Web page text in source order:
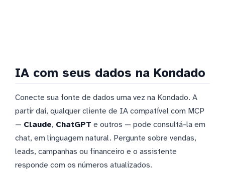
IA com seus dados na Kondado
Conecte sua fonte de dados uma vez na Kondado. A
partir daí, qualquer cliente de IA compatível com MCP
— Claude, ChatGPT e outros — pode consultá-la em
chat, em linguagem natural. Pergunte sobre vendas,
leads, campanhas ou financeiro e o assistente
responde com os números atualizados.